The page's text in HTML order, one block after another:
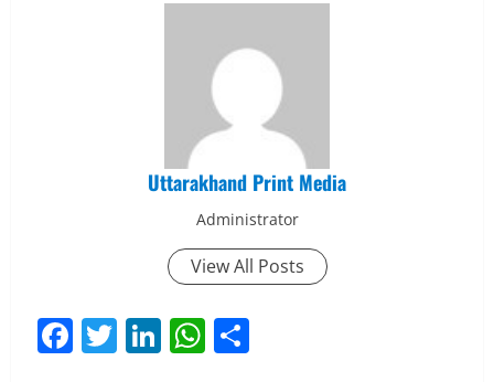
Uttarakhand Print Media
Administrator
View All Posts
Facebook
Twitter
LinkedIn
WhatsApp